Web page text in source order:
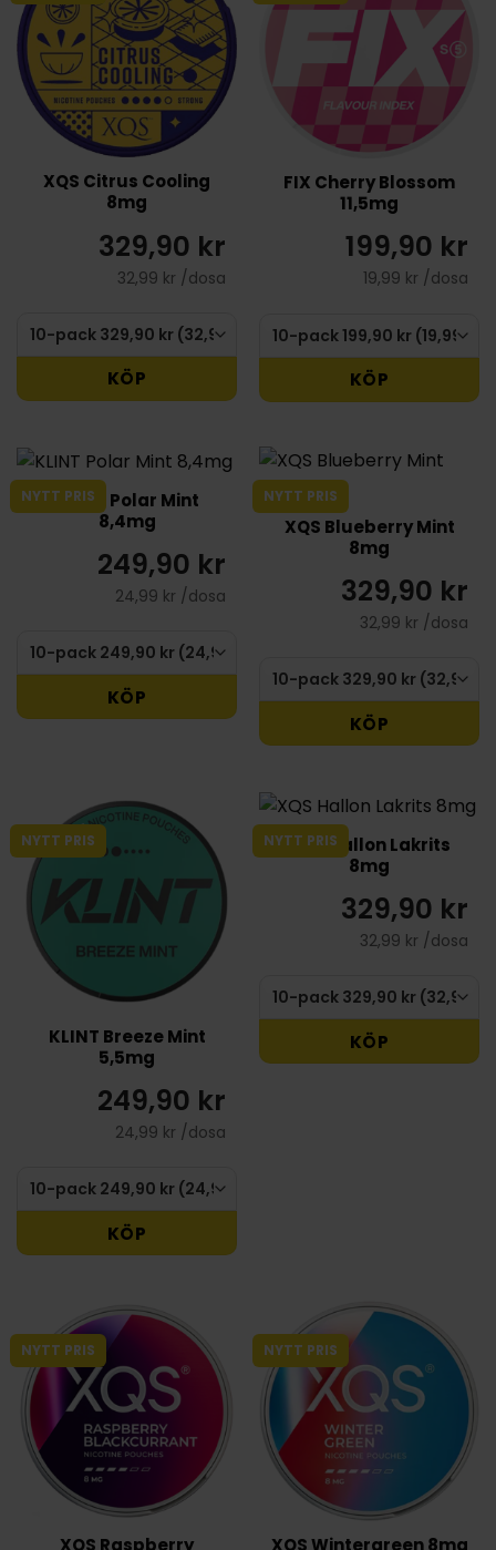
XQS Citrus Cooling
8mg
329,90 kr
32,99 kr /dosa
KÖP
FIX Cherry Blossom
11,5mg
199,90 kr
19,99 kr /dosa
KÖP
NYTT PRIS
KLINT Polar Mint
8,4mg
249,90 kr
24,99 kr /dosa
KÖP
NYTT PRIS
XQS Blueberry Mint
8mg
329,90 kr
32,99 kr /dosa
KÖP
NYTT PRIS
KLINT Breeze Mint
5,5mg
249,90 kr
24,99 kr /dosa
KÖP
NYTT PRIS
XQS Hallon Lakrits
8mg
329,90 kr
32,99 kr /dosa
KÖP
NYTT PRIS NYTT PRIS